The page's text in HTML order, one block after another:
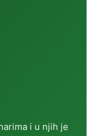
i u njih je